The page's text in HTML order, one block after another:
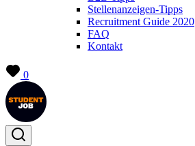
Stellenanzeigen-Tipps
Recruitment Guide 2020
FAQ
Kontakt
0